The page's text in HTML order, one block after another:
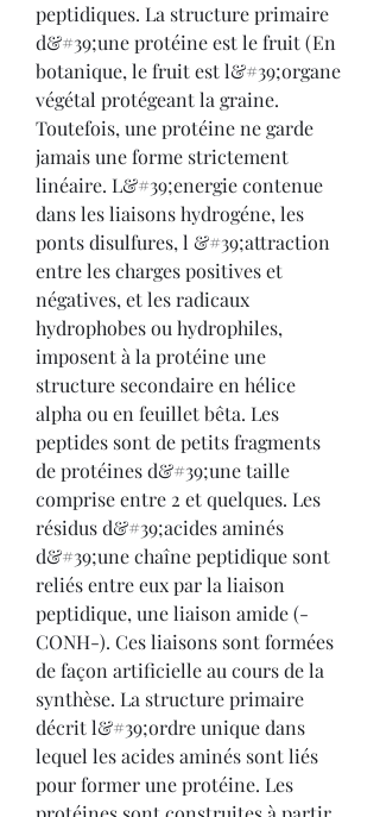
peptidiques. La structure primaire
d&#39;une protéine est le fruit (En
botanique, le fruit est l&#39;organe
végétal protégeant la graine.
Toutefois, une protéine ne garde
jamais une forme strictement
linéaire. L&#39;energie contenue
dans les liaisons hydrogéne, les
ponts disulfures, l &#39;attraction
entre les charges positives et
négatives, et les radicaux
hydrophobes ou hydrophiles,
imposent à la protéine une
structure secondaire en hélice
alpha ou en feuillet bêta. Les
peptides sont de petits fragments
de protéines d&#39;une taille
comprise entre 2 et quelques. Les
résidus d&#39;acides aminés
d&#39;une chaîne peptidique sont
reliés entre eux par la liaison
peptidique, une liaison amide (-
CONH-). Ces liaisons sont formées
de façon artificielle au cours de la
synthèse. La structure primaire
décrit l&#39;ordre unique dans
lequel les acides aminés sont liés
pour former une protéine. Les